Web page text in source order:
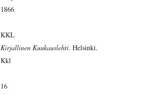
1866
KKL
Kirjallinen Kuukauslehti. Helsinki.
Kkl
16